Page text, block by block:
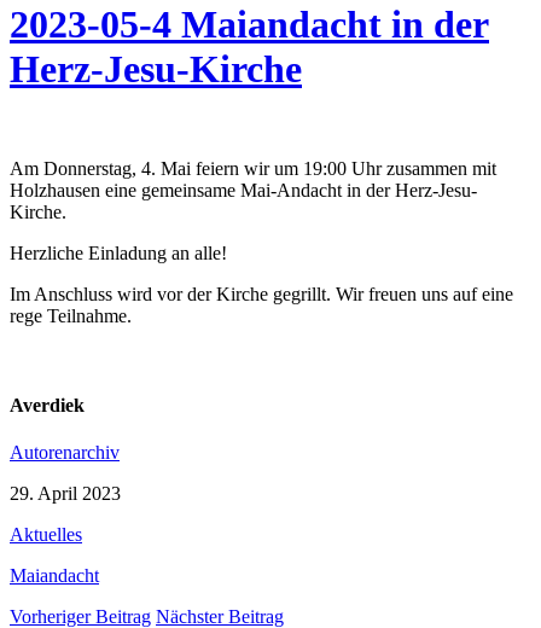
2023-05-4 Maiandacht in der
Herz-Jesu-Kirche
Am Donnerstag, 4. Mai feiern wir um 19:00 Uhr zusammen mit
Holzhausen eine gemeinsame Mai-Andacht in der Herz-Jesu-
Kirche.
Herzliche Einladung an alle!
Im Anschluss wird vor der Kirche gegrillt. Wir freuen uns auf eine
rege Teilnahme.
Averdiek
Autorenarchiv
29. April 2023
Aktuelles
Maiandacht
Vorheriger Beitrag Nächster Beitrag